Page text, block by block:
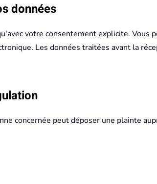
données
votre consentement explicite. Vous
Les données traitées avant la
concernée peut déposer une plainte